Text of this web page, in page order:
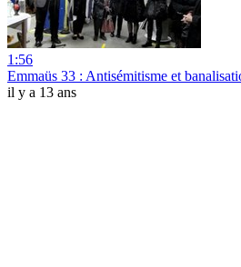
1:56
Emmaüs 33 : Antisémitisme et
il y a 13 ans